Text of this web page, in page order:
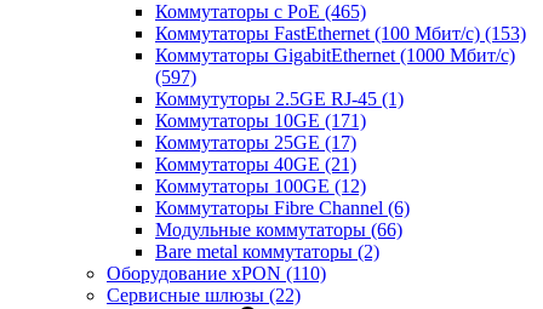
Коммутаторы с PoE (465)
Коммутаторы FastEthernet (100 Мбит/с) (153)
Коммутаторы GigabitEthernet (1000 Мбит/с)
(597)
Коммутуторы 2.5GE RJ-45 (1)
Коммутаторы 10GE (171)
Коммутаторы 25GE (17)
Коммутаторы 40GE (21)
Коммутаторы 100GE (12)
Коммутаторы Fibre Channel (6)
Модульные коммутаторы (66)
Bare metal коммутаторы (2)
Оборудование xPON (110)
Сервисные шлюзы (22)